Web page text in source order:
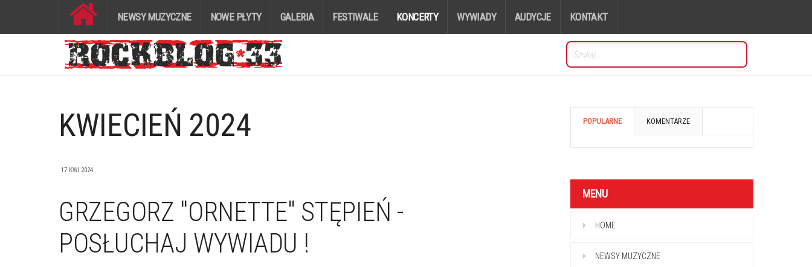
NEWSY MUZYCZNE NOWE PŁYTY GALERIA FESTIWALE KONCERTY WYWIADY AUDYCJE KONTAKT
KWIECIEŃ 2024
17 KWI 2024
GRZEGORZ "ORNETTE" STĘPIEŃ -
POSŁUCHAJ WYWIADU !
POPULARNE KOMENTARZE
MENU
HOME
NEWSY MUZYCZNE